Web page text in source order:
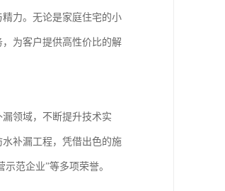
力。无论是家庭住宅的小
为客户提供高性价比的解
领域，不断提升技术实
补漏工程，凭借出色的施
范企业”等多项荣誉。